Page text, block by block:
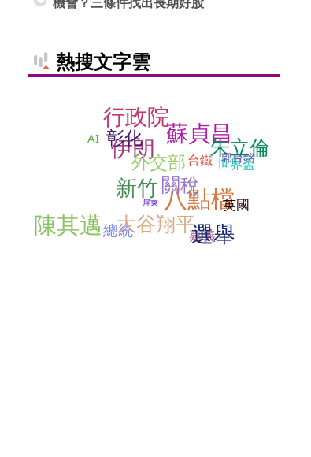
熱搜文字雲
嘉義
伊朗
世界盃
八點檔
蘇貞昌
總統
英國
大谷翔平
關稅
屏東
彰化 朱立倫
選舉
AI
郭台銘
陳其邁
台鐵
新竹
行政院
外交部